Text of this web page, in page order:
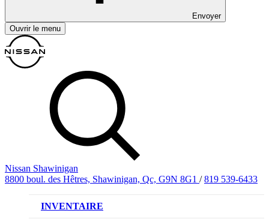
Envoyer
Ouvrir le menu
Nissan Shawinigan
8800 boul. des Hêtres, Shawinigan, Qc, G9N 8G1 / 819 539-6433
INVENTAIRE